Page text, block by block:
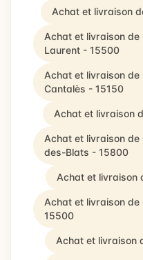
Achat et livraison
Achat et livraison de
Laurent - 15500
Achat et livraison de
Cantalès - 15150
Achat et livraison
Achat et livraison
des-Blats - 15800
Achat et livraison
Achat et livraison de
15500
Achat et livraison